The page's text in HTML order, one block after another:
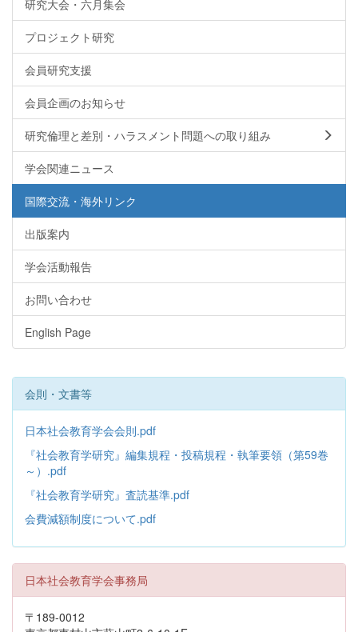
研究大会・六月集会
プロジェクト研究
会員研究支援
会員企画のお知らせ
研究倫理と差別・ハラスメント問題への取り組み
学会関連ニュース
国際交流・海外リンク
出版案内
学会活動報告
お問い合わせ
English Page
会則・文書等
日本社会教育学会会則.pdf
『社会教育学研究』編集規程・投稿規程・執筆要領（第59巻
～）.pdf
『社会教育学研究』査読基準.pdf
会費減額制度について.pdf
日本社会教育学会事務局
〒189-0012